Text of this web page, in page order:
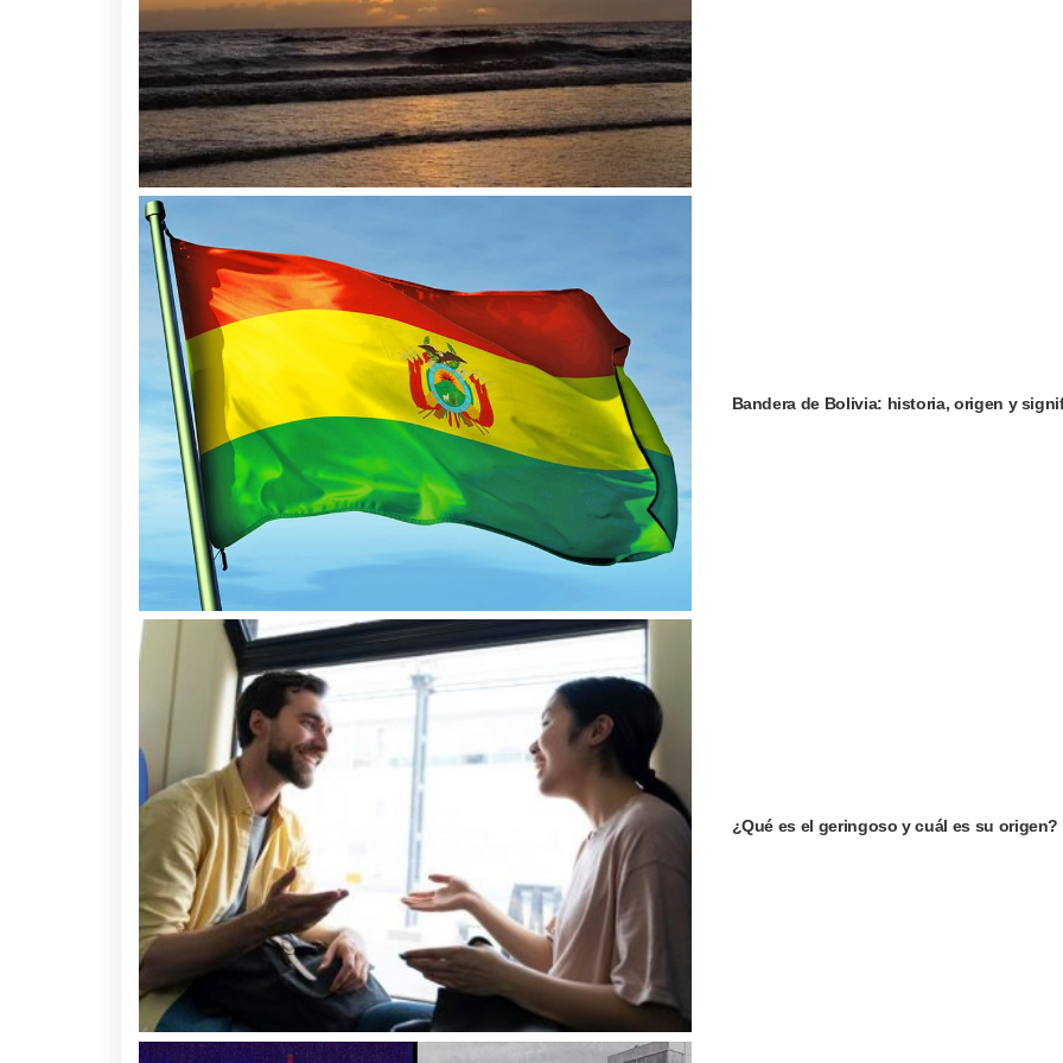
Bandera de Bolivia: historia, origen y
¿Qué es el geringoso y cuál es su origen?